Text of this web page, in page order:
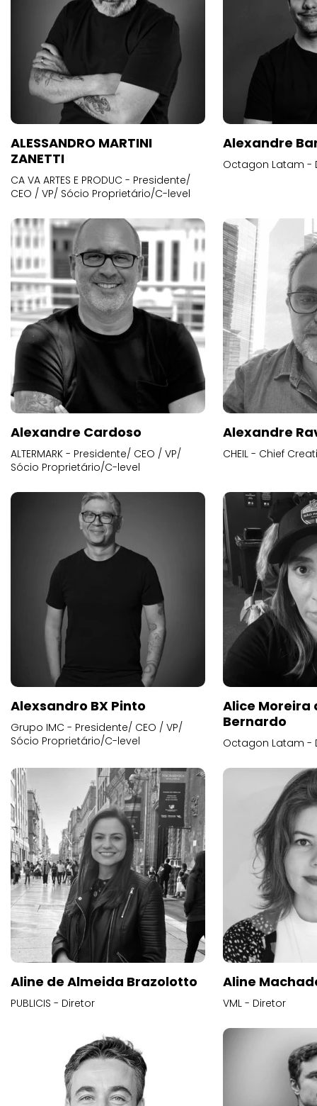
ALESSANDRO MARTINI
ZANETTI
CA VA ARTES E PRODUC - Presidente/
CEO / VP/ Sócio Proprietário/C-level
Alexandre
Octagon Latam -
Alexandre Cardoso
ALTERMARK - Presidente/ CEO / VP/
Sócio Proprietário/C-level
Alexandre
CHEIL - Chief
Alexsandro BX Pinto
Grupo IMC - Presidente/ CEO / VP/
Sócio Proprietário/C-level
Alice
Bernardo
Octagon Latam -
Aline de Almeida Brazolotto
PUBLICIS - Diretor
Aline
VML - Diretor